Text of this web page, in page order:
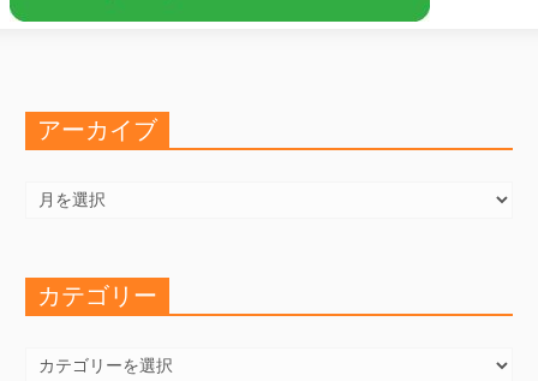
アーカイブ
カ
カテゴリー